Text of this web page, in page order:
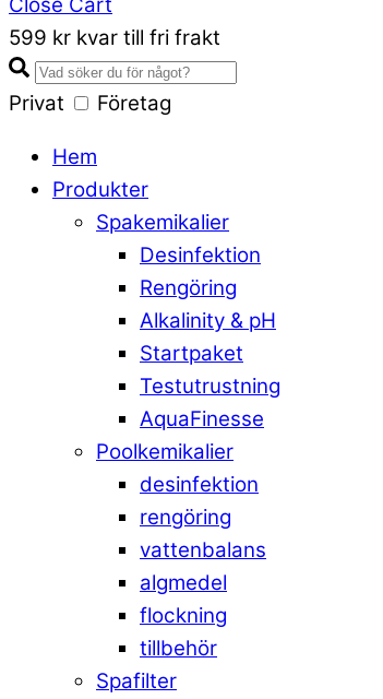
599 kr kvar till fri frakt
Privat Företag
Hem
Produkter
Spakemikalier
Desinfektion
Rengöring
Alkalinity & pH
Startpaket
Testutrustning
AquaFinesse
Poolkemikalier
desinfektion
rengöring
vattenbalans
algmedel
flockning
tillbehör
Spafilter